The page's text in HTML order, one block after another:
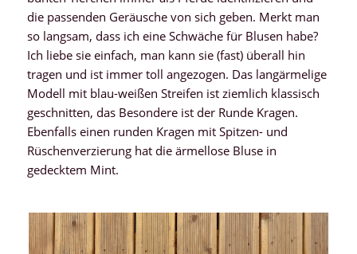
die passenden Geräusche von sich geben. Merkt man
so langsam, dass ich eine Schwäche für Blusen habe?
Ich liebe sie einfach, man kann sie (fast) überall hin
tragen und ist immer toll angezogen. Das langärmelige
Modell mit blau-weißen Streifen ist ziemlich klassisch
geschnitten, das Besondere ist der Runde Kragen.
Ebenfalls einen runden Kragen mit Spitzen- und
Rüschenverzierung hat die ärmellose Bluse in
gedecktem Mint.